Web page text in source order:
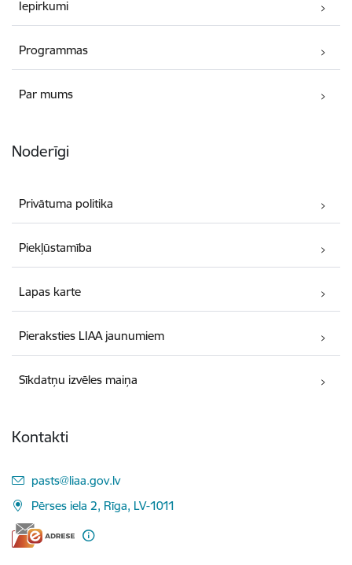
Iepirkumi
Programmas
Par mums
Noderīgi
Privātuma politika
Piekļūstamība
Lapas karte
Pieraksties LIAA jaunumiem
Sīkdatņu izvēles maiņa
Kontakti
E-pasts:
pasts@liaa.gov.lv
Pērses iela 2, Rīga, LV-1011